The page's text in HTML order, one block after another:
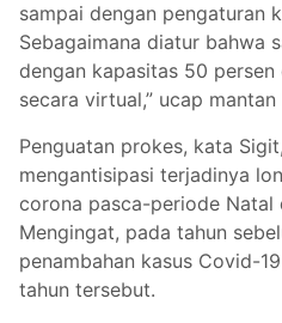
sampai dengan pengaturan
Sebagaimana diatur bahwa
dengan kapasitas 50 persen
secara virtual,” ucap
Penguatan prokes, kata
mengantisipasi terjadinya
corona pasca-periode Natal
Mengingat, pada tahun
penambahan kasus Covid-
tahun tersebut.